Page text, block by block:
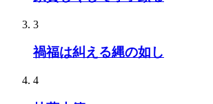
3
禍福は糾える縄の如し
4